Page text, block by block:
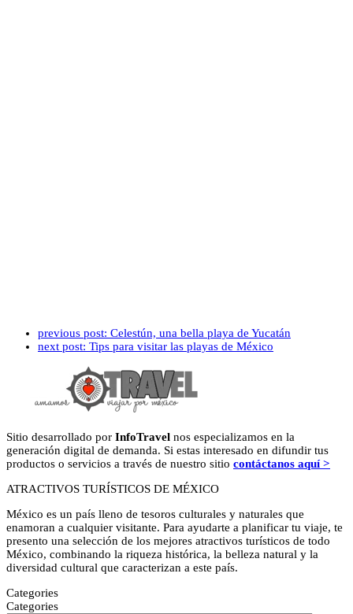
previous post: Celestún, una bella playa de Yucatán
next post: Tips para visitar las playas de México
Sitio desarrollado por InfoTravel nos especializamos en la
generación digital de demanda. Si estas interesado en difundir tus
productos o servicios a través de nuestro sitio contáctanos aquí >
ATRACTIVOS TURÍSTICOS DE MÉXICO
México es un país lleno de tesoros culturales y naturales que
enamoran a cualquier visitante. Para ayudarte a planificar tu viaje, te
presento una selección de los mejores atractivos turísticos de todo
México, combinando la riqueza histórica, la belleza natural y la
diversidad cultural que caracterizan a este país.
Categories
Categories